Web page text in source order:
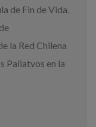
de Fin de Vida.
la Red Chilena
Paliatvos en la